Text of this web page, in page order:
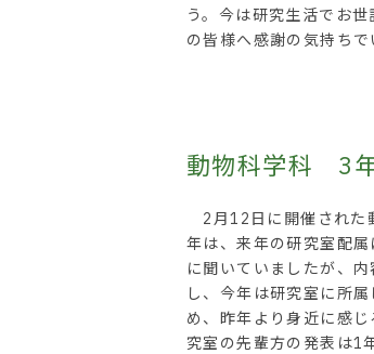
う。今は研究生活でお
の皆様へ感謝の気持ちで
動物科学科 3
2月12日に開催された
年は、来年の研究室配
に聞いていましたが、
し、今年は研究室に所
め、昨年より身近に感
究室の先輩方の発表は1